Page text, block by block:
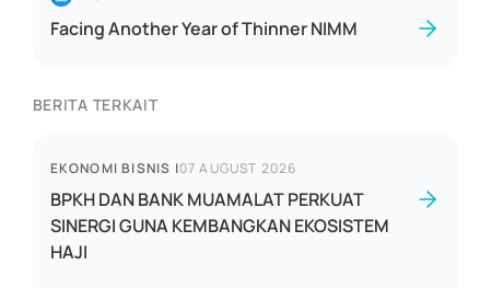
Facing Another Year of Thinner NIMM
BERITA TERKAIT
EKONOMI BISNIS |07 AUGUST 2026
BPKH DAN BANK MUAMALAT PERKUAT
SINERGI GUNA KEMBANGKAN EKOSISTEM
HAJI